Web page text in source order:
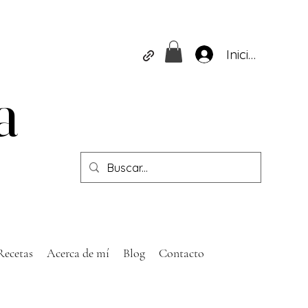
Iniciar sesión
Acerca de mí Blog Contacto